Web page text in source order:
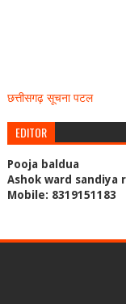
छत्तीसगढ़ सूचना पटल
EDITOR
Pooja baldua
Ashok ward sandiya
Mobile: 8319151183